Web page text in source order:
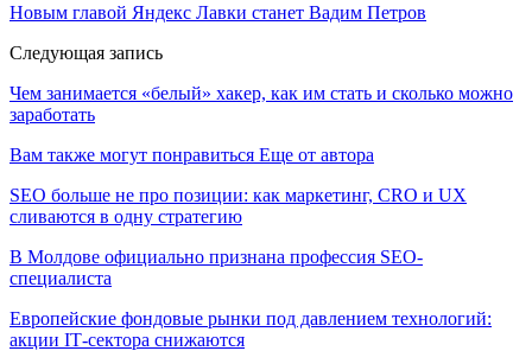
Новым главой Яндекс Лавки станет Вадим Петров
Следующая запись
Чем занимается «белый» хакер, как им стать и сколько можно
заработать
Вам также могут понравиться Еще от автора
SEO больше не про позиции: как маркетинг, CRO и UX
сливаются в одну стратегию
В Молдове официально признана профессия SEO-
специалиста
Европейские фондовые рынки под давлением технологий:
акции IT‑сектора снижаются